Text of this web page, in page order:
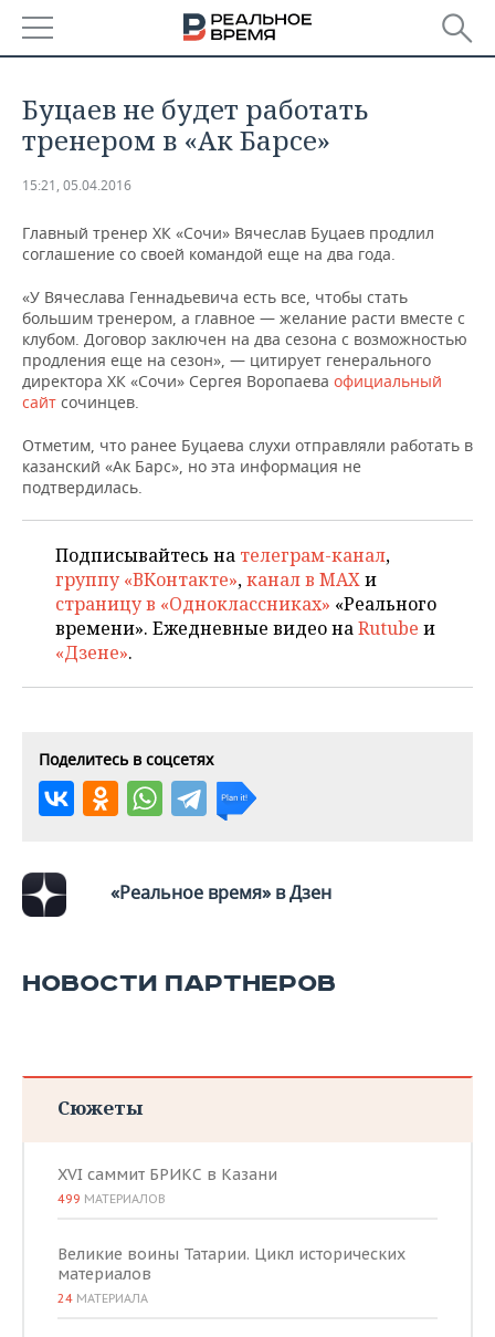
БАШКОРТОСТАН
ТАТАРСТАН
УДМУРТИЯ
НОВОСТИ
АНАЛИТИКА
НОВОСТИ АНАЛИТИКИ
КОРОЛИ ГОСЗАКАЗА ПФО
ВУЗЫ ТАТАРСТАНА
КОМУ ПРИНАДЛЕЖАТ
ТОРГОВЫЕ ЦЕНТРЫ
ТАТАРСТАНА
ЭКОНОМИКА
ФИНАНСЫ
БАНКИ
БЮДЖЕТ
ИНВЕСТИЦИИ
НОВОСТИ
ПРОМЫШЛЕННОСТИ
АГРОПРОМ
МАШИНОСТРОЕНИЕ
НЕФТЕХИМИЯ
НЕФТЬ
ОПК
ЭНЕРГЕТИКА
НЕДВИЖИМОСТЬ
НОВОСТИ НЕДВИЖИМОСТИ
АВТО
НОВОСТИ АВТО
БИЗНЕС
НОВОСТИ БИЗНЕСА
ТРАНСПОРТ
УСЛУГИ
ТЕХНОЛОГИИ
МЕДИА
ТЕЛЕКОММУНИКАЦИИ
НОВОСТИ МЕРОПРИЯТИЙ
ВЫЕЗДНАЯ РЕДАКЦИЯ
БИЗНЕС-БРАНЧИ
ОТКРЫТАЯ ЛЕКЦИЯ
СПОРТ
НОВОСТИ СПОРТА
ФУТБОЛ
БАСКЕТБОЛ
КИБЕРСПОРТ
ВОДНЫЕ ВИДЫ СПОРТА
ОБЩЕСТВО
НОВОСТИ ОБЩЕСТВА
ИНФРАСТРУКТУРА
КУЛЬТУРА
ОБРАЗОВАНИЕ
ФОТОГАЛЕРЕЯ
СПРАВОЧНИК
СПИСОК КОМПАНИЙ
Буцаев не будет работать
тренером в «Ак Барсе»
15:21, 05.04.2016
Главный тренер ХК «Сочи» Вячеслав Буцаев продлил
соглашение со своей командой еще на два года.
«У Вячеслава Геннадьевича есть все, чтобы стать
большим тренером, а главное — желание расти вместе с
клубом. Договор заключен на два сезона с возможностью
продления еще на сезон», — цитирует генерального
директора ХК «Сочи» Сергея Воропаева официальный
сайт сочинцев.
Отметим, что ранее Буцаева слухи отправляли работать в
казанский «Ак Барс», но эта информация не
подтвердилась.
Подписывайтесь на телеграм-канал,
группу «ВКонтакте»,канал в MAXи
страницу в «Одноклассниках» «Реального
времени». Ежедневные видео наRutube и
«Дзене».
Поделитесь в соцсетях
«Реальное время» в Дзен
НОВОСТИ ПАРТНЕРОВ
Сюжеты
XVI саммит БРИКС в Казани
499 МАТЕРИАЛОВ
Великие воины Татарии. Цикл исторических
материалов
24 МАТЕРИАЛА